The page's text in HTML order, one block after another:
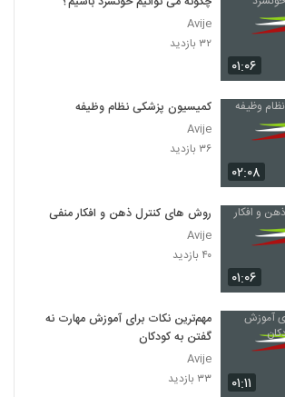
۰۱:۰۶
Avije
۳۲ بازدید
۰۲:۰۸
کمیسیون پزشکی نظام وظیفه
Avije
۳۶ بازدید
۰۱:۰۶
روش های کنترل ذهن و افکار منفی
Avije
۴۰ بازدید
۰۱:۱۱
مهم‌ترین نکات برای آموزش مهارت نه
گفتن به کودکان
Avije
۳۳ بازدید